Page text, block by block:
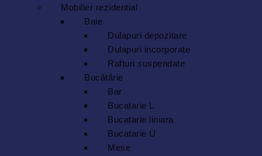
Mobilier rezidential
Baie
Dulapuri depozitare
Dulapuri incorporate
Rafturi suspendate
Bucătărie
Bar
Bucatarie L
Bucatarie liniara
Bucatarie U
Mese